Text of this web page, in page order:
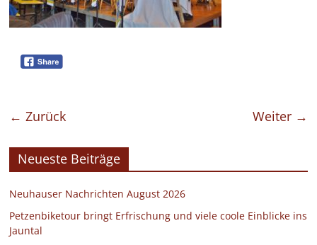
← Zurück Weiter →
Neueste Beiträge
Neuhauser Nachrichten August 2026
Petzenbiketour bringt Erfrischung und viele coole Einblicke ins
Jauntal